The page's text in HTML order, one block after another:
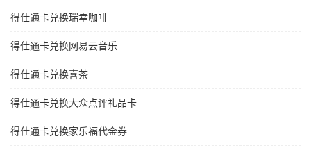
得仕通卡兑换瑞幸咖啡
得仕通卡兑换网易云音乐
得仕通卡兑换喜茶
得仕通卡兑换大众点评礼品卡
得仕通卡兑换家乐福代金券